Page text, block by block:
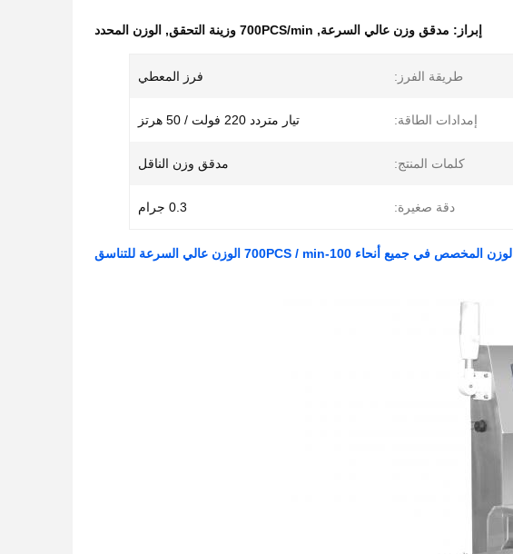
إبراز: مدقق وزن عالي السرعة, 700PCS/min وزينة التحقق , الوزن المحدد
طريقة الفرز: فرز المعطي
إمدادات الطاقة: تيار متردد 220 فولت / 50 هرتز
كلمات المنتج: مدقق وزن الناقل
دقة صغيرة: 0.3 جرام
الوزن المخصص في جميع أنحاء 100-700PCS / min الوزن عالي السرعة للتناسق